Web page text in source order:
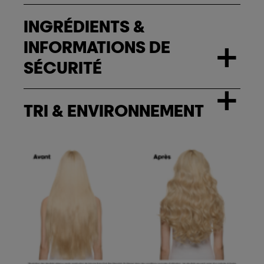
INGRÉDIENTS &
INFORMATIONS DE
SÉCURITÉ
+
TRI & ENVIRONNEMENT +